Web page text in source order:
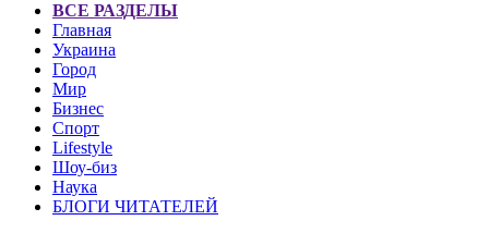
ВСЕ РАЗДЕЛЫ
Главная
Украина
Город
Мир
Бизнес
Спорт
Lifestyle
Шоу-биз
Наука
БЛОГИ ЧИТАТЕЛЕЙ